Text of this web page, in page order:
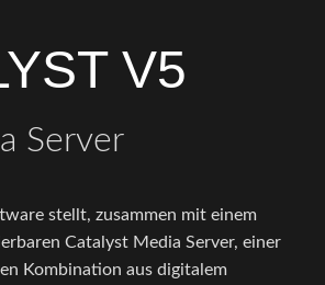
V5
Server
stellt, zusammen mit einem
Catalyst Media Server, einer
Kombination aus digitalem